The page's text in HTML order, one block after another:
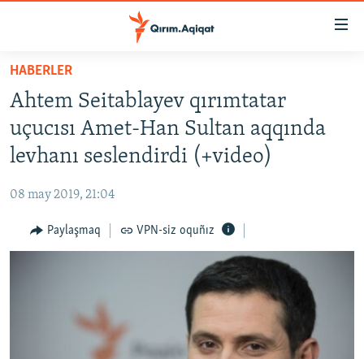
Esas
qaytmaq
Baş
navigatsiyağa
qaytmaq
Qıdıruvğa
qaytmaq
HABERLER
İQTİSADİYAT
MEDENİYET
İNSAN AQLARI
HABERLER
Ahtem Seitablayev qırımtatar
uçucısı Amet-Han Sultan aqqında
levhanı seslendirdi (+video)
08 may 2019, 21:04
Paylaşmaq VPN-siz oquñız